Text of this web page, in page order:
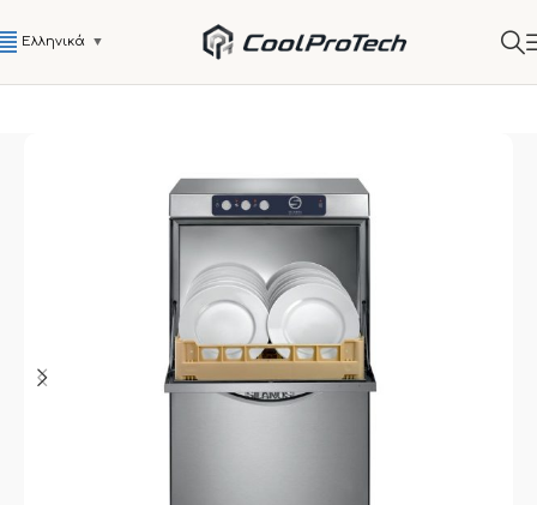
Ελληνικά ▼